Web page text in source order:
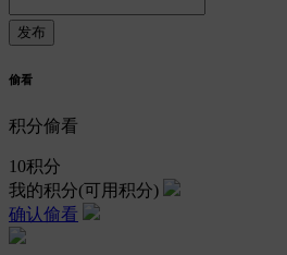
偷看
积分偷看
10积分
我的积分(可用积分)
确认偷看